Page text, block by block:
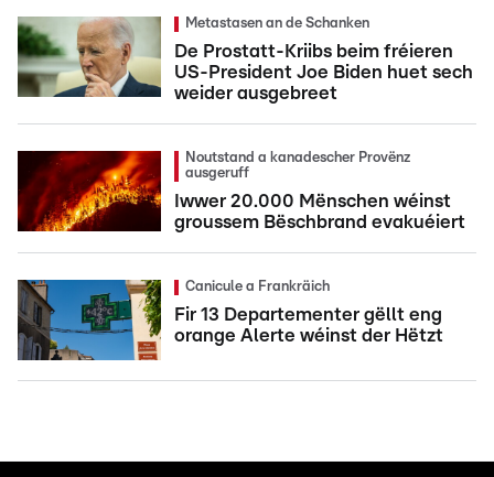
Metastasen an de Schanken
De Prostatt-Kriibs beim fréieren
US-President Joe Biden huet sech
weider ausgebreet
Noutstand a kanadescher Provënz
ausgeruff
Iwwer 20.000 Mënschen wéinst
groussem Bëschbrand evakuéiert
Canicule a Frankräich
Fir 13 Departementer gëllt eng
orange Alerte wéinst der Hëtzt